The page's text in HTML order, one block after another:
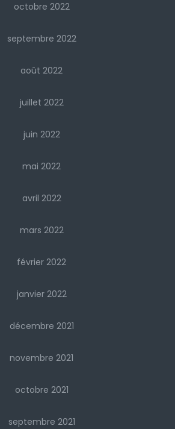
octobre 2022
septembre 2022
août 2022
juillet 2022
juin 2022
mai 2022
avril 2022
mars 2022
février 2022
janvier 2022
décembre 2021
novembre 2021
octobre 2021
septembre 2021